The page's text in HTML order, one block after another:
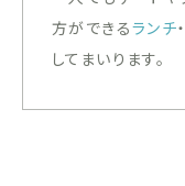
方ができるランチ・
してまいります。